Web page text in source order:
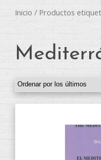
Inicio / Productos